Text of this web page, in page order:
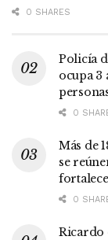
0 SHARES
Policía
ocupa 3
0
Más de
se
0
Ricardo